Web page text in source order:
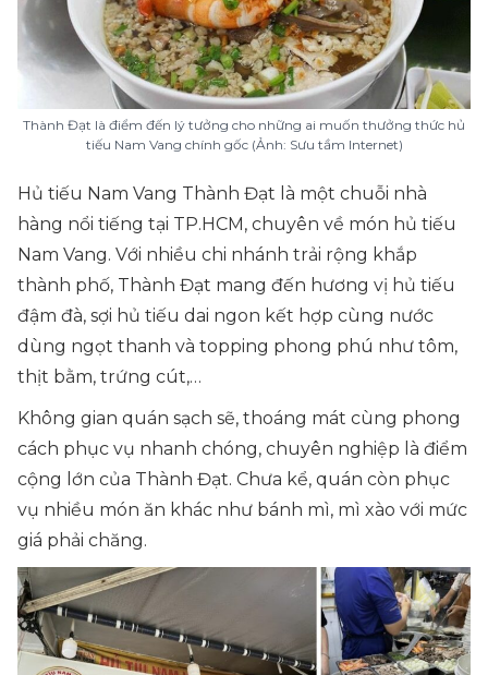
Thành Đạt là điểm đến lý tưởng cho những ai muốn thưởng thức hủ
tiếu Nam Vang chính gốc (Ảnh: Sưu tầm Internet)
Hủ tiếu Nam Vang Thành Đạt là một chuỗi nhà
hàng nổi tiếng tại TP.HCM, chuyên về món hủ tiếu
Nam Vang. Với nhiều chi nhánh trải rộng khắp
thành phố, Thành Đạt mang đến hương vị hủ tiếu
đậm đà, sợi hủ tiếu dai ngon kết hợp cùng nước
dùng ngọt thanh và topping phong phú như tôm,
thịt bằm, trứng cút,…
Không gian quán sạch sẽ, thoáng mát cùng phong
cách phục vụ nhanh chóng, chuyên nghiệp là điểm
cộng lớn của Thành Đạt. Chưa kể, quán còn phục
vụ nhiều món ăn khác như bánh mì, mì xào với mức
giá phải chăng.